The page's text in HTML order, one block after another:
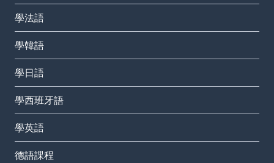
學法語
學韓語
學日語
學西班牙語
學英語
德語課程